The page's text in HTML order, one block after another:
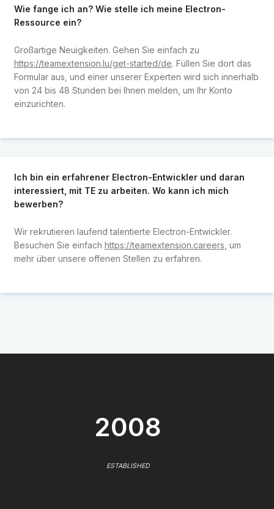
Wie fange ich an? Wie stelle ich meine Electron-
Ressource ein?
Großartige Neuigkeiten. Gehen Sie einfach zu
https://teamextension.lu/get-started/de. Füllen Sie dort das
Formular aus, und einer unserer Experten wird sich innerhalb
von 24 bis 48 Stunden bei Ihnen melden, um Ihr Konto
einzurichten.
Ich bin ein erfahrener Electron-Entwickler und daran
interessiert, mit TE zu arbeiten. Wo kann ich mich
bewerben?
Wir rekrutieren laufend talentierte Electron-Entwickler.
Besuchen Sie einfach https://teamextension.careers , um
mehr über unsere offenen Stellen zu erfahren.
2008
ESTABLISHED